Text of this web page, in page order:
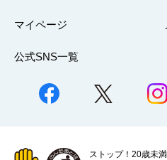
マイページ
公式SNS一覧
ストップ！20歳未